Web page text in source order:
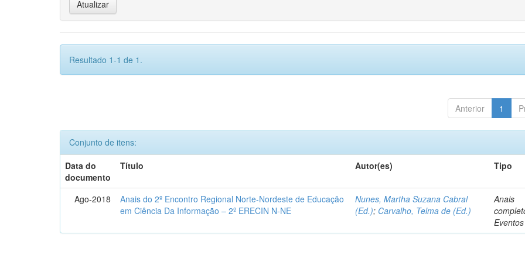
Resultado 1-1 de 1.
Anterior 1
Conjunto de itens:
Data do
documento
Título Autor(es) Tipo
Ago-2018
Anais do 2º Encontro Regional Norte-Nordeste de Educação
em Ciência Da Informação – 2º ERECIN N-NE
Nunes, Martha Suzana Cabral
(Ed.); Carvalho, Telma de (Ed.)
Anais
Eventos